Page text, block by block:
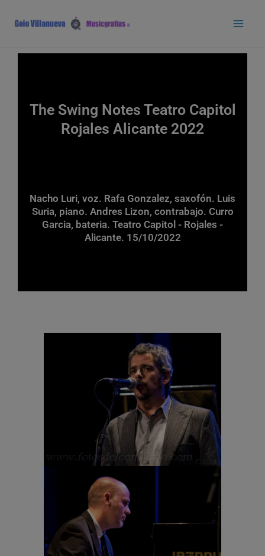
contenido
The Swing Notes Teatro Capitol
Rojales Alicante 2022
Nacho Luri, voz. Rafa Gonzalez, saxofón. Luis
Suria, piano. Andres Lizon, contrabajo. Curro
Garcia, bateria. Teatro Capitol - Rojales -
Alicante. 15/10/2022